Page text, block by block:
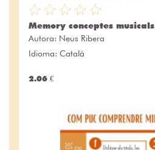
Memory conceptes musicals
Autora: Neus Ribera
Idioma: Català
2.06 €